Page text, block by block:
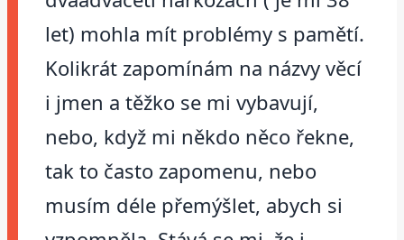
let) mohla mít problémy s pamětí.
Kolikrát zapomínám na názvy věcí
i jmen a těžko se mi vybavují,
nebo, když mi někdo něco řekne,
tak to často zapomenu, nebo
musím déle přemýšlet, abych si